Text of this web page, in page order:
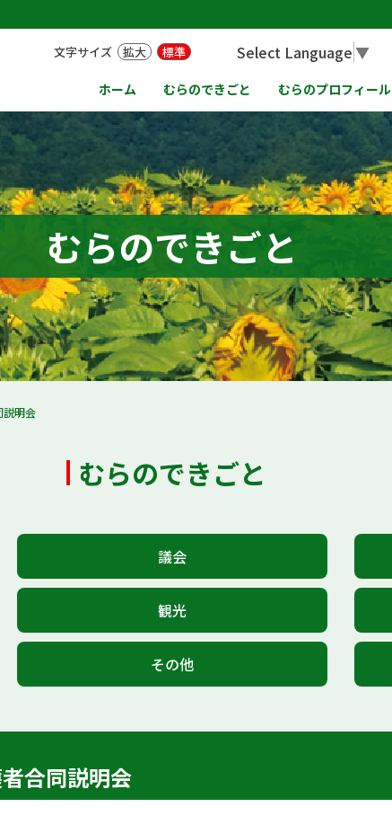
ホーム むらのできごと むらのプロフィール
文字サイズ 拡大 標準 Select Language▼
むらのできごと
説明会
むらのできごと
議会
観光
その他
合同説明会